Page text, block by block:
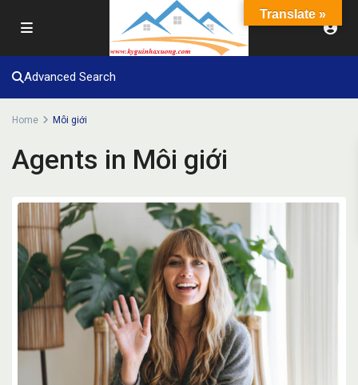
Advanced Search
Home Môi giới
Agents in Môi giới
Translate »